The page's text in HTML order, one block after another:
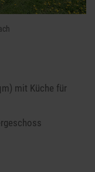
mit Küche für